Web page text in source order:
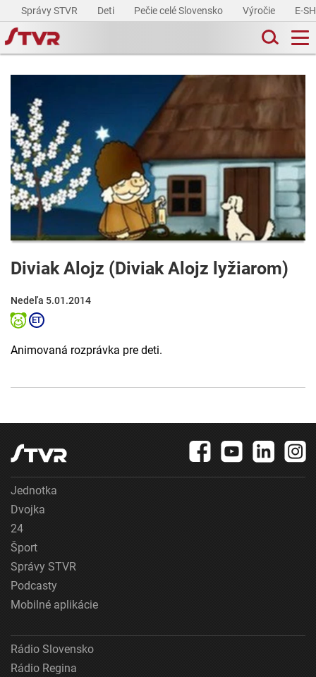
Správy STVR Deti Pečie celé Slovensko Výročie E-
Diviak Alojz (Diviak Alojz lyžiarom)
Nedeľa 5.01.2014
Animovaná rozprávka pre deti.
Jednotka
Dvojka
24
Šport
Správy STVR
Podcasty
Mobilné aplikácie
Rádio Slovensko
Rádio Regina